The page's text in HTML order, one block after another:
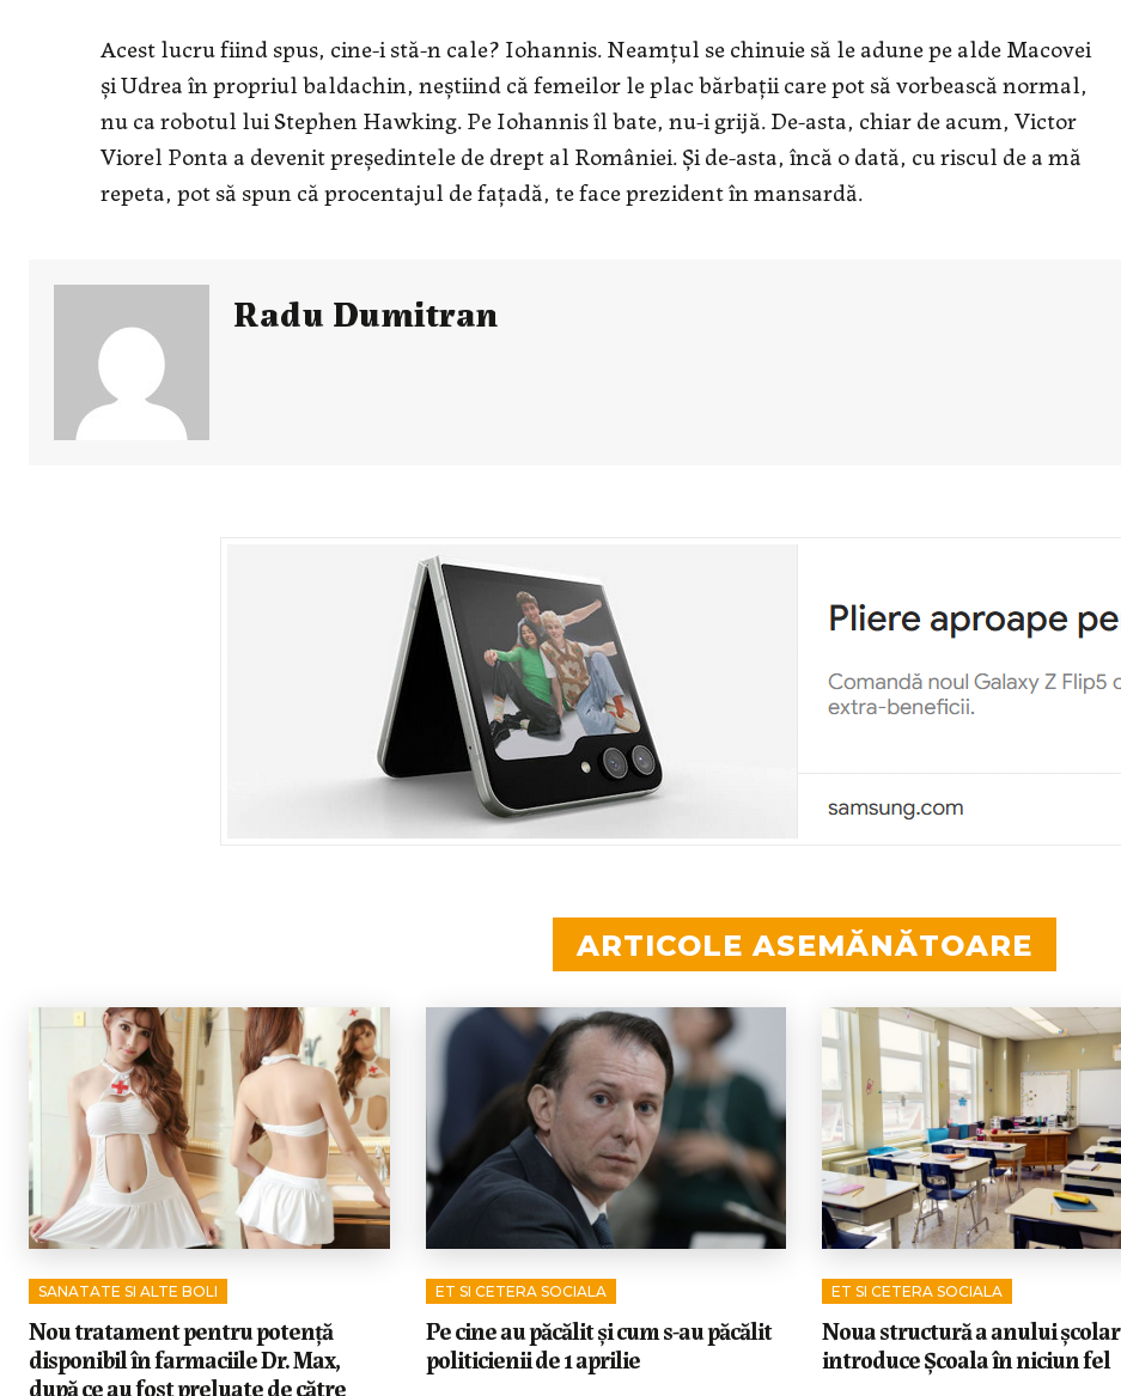
Acest lucru fiind spus, cine-i stă-n cale? Iohannis. Neamțul se chinuie să le adune pe alde Macovei
și Udrea în propriul baldachin, neștiind că femeilor le plac bărbații care pot să vorbească normal,
nu ca robotul lui Stephen Hawking. Pe Iohannis îl bate, nu-i grijă. De-asta, chiar de acum, Victor
Viorel Ponta a devenit președintele de drept al României. Și de-asta, încă o dată, cu riscul de a mă
repeta, pot să spun că procentajul de fațadă, te face prezident în mansardă.
Radu Dumitran
ARTICOLE ASEMĂNĂTOARE
SANATATE SI ALTE BOLI
Nou tratament pentru potență
disponibil în farmaciile Dr. Max,
după ce au fost preluate de către
ET SI CETERA SOCIALA
Pe cine au păcălit și cum s-au păcălit
politicienii de 1 aprilie
ET SI CETERA SOCIALA
Noua structură a anului școlar
introduce Școala în niciun fel